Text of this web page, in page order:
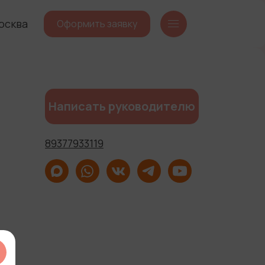
Оформить заявку
Написать руководителю
89377933119